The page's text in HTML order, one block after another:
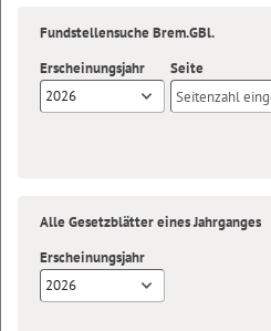
Fundstellensuche Brem.GBl.
Erscheinungsjahr
2026
Seite
Alle Gesetzblätter eines Jahrganges
Erscheinungsjahr
2026